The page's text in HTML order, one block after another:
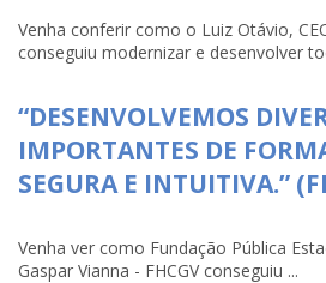
Venha conferir como o Luiz Otávio,
conseguiu modernizar e desenvolver
“DESENVOLVEMOS
IMPORTANTES DE
SEGURA E INTUITIVA.”
Venha ver como Fundação Pública
Gaspar Vianna - FHCGV conseguiu ...